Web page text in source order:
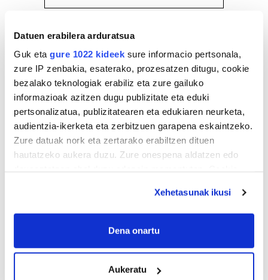
Datuen erabilera arduratsua
Guk eta gure 1022 kideek sure informacio pertsonala,
zure IP zenbakia, esaterako, prozesatzen ditugu, cookie
bezalako teknologiak erabiliz eta zure gailuko
informazioak azitzen dugu publizitate eta eduki
pertsonalizatua, publizitatearen eta edukiaren neurketa,
audientzia-ikerketa eta zerbitzuen garapena eskaintzeko.
Zure datuak nork eta zertarako erabiltzen dituen
hautatzeko aukera duzu. Zure onespena aldatzen edo
If you allow, we would also like to:
Collect information about your geographical
Identify your device by actively scanning it for
Xehetasunak ikusi
Dena onartu
Aukeratu